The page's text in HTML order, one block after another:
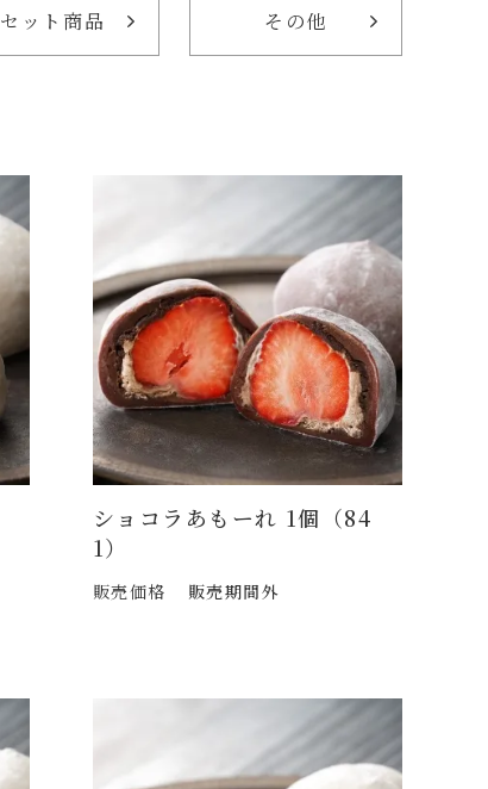
セット商品 その他
ショコラあもーれ 1個（84
1）
販売価格 販売期間外